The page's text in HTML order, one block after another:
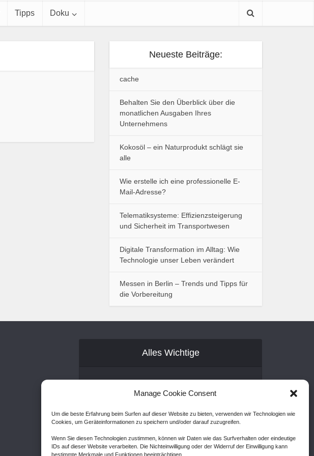
Manage Cookie Consent
Um die beste Erfahrung beim Surfen auf dieser Website zu bieten, verwenden wir Technologien wie
Cookies, um Geräteinformationen zu speichern und/oder darauf zuzugreifen.
Wenn Sie diesen Technologien zustimmen, können wir Daten wie das Surfverhalten oder eindeutige
IDs auf dieser Website verarbeiten. Die Nichteinwilligung oder der Widerruf der Einwilligung kann
bestimmte Merkmale und Funktionen beeinträchtigen.
Tipps Doku
Neueste Beiträge:
cache
Behalten Sie den Überblick über die
monatlichen Ausgaben Ihres
Unternehmens
Kokosöl – ein Naturprodukt schlägt sie
alle
Wie erstelle ich eine professionelle E-
Mail-Adresse?
Telematiksysteme: Effizienzsteigerung
und Sicherheit im Transportwesen
Digitale Transformation im Alltag: Wie
Technologie unser Leben verändert
Messen in Berlin – Trends und Tipps für
die Vorbereitung
Alles Wichtige
AGB
Disclaimer